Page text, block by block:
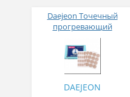
Daejeon Точечный
прогревающий
пластырь от болей
мышечных и суставных
Top Dong Jeon Pad
DAEJEON